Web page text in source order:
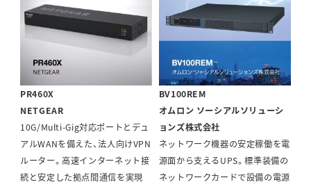
PR460X
NETGEAR
10G/Multi-Gig対応ポートとデュ
アルWANを備えた、法人向けVPN
ルーター。高速インターネット接
続と安定した拠点間通信を実現
BV100REM
オムロン ソーシアルソリューシ
ョンズ株式会社
ネットワーク機器の安定稼働を電
源面から支えるUPS。標準装備の
ネットワークカードで設備の電源